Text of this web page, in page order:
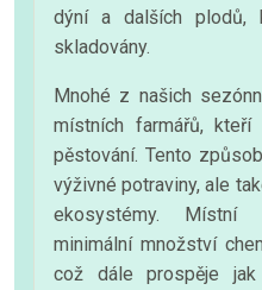
dýní a dalších plodů,
skladovány.
Mnohé z našich
místních farmářů,
pěstování. Tento
výživné potraviny, ale
ekosystémy. Místní
minimální množství
což dále prospěje